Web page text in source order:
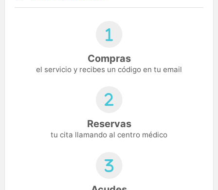
Compras
el servicio y recibes un código en tu email
Reservas
tu cita llamando al centro médico